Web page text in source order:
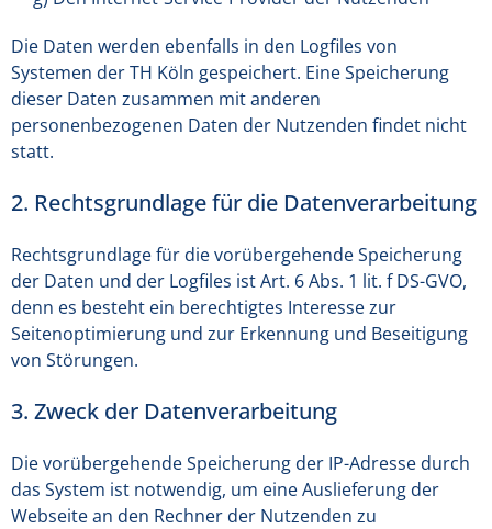
Die Daten werden ebenfalls in den Logfiles von
Systemen der TH Köln gespeichert. Eine Speicherung
dieser Daten zusammen mit anderen
personenbezogenen Daten der Nutzenden findet nicht
statt.
2. Rechtsgrundlage für die Datenverarbeitung
Rechtsgrundlage für die vorübergehende Speicherung
der Daten und der Logfiles ist Art. 6 Abs. 1 lit. f DS-GVO,
denn es besteht ein berechtigtes Interesse zur
Seitenoptimierung und zur Erkennung und Beseitigung
von Störungen.
3. Zweck der Datenverarbeitung
Die vorübergehende Speicherung der IP-Adresse durch
das System ist notwendig, um eine Auslieferung der
Webseite an den Rechner der Nutzenden zu